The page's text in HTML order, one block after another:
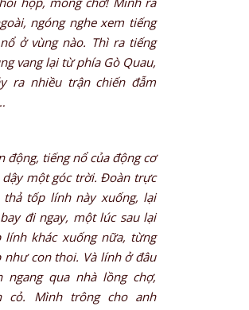
ngóng nghe xem tiếng
ở vùng nào. Thì ra tiếng
vang lại từ phía Gò Quau,
ra nhiều trận chiến đẫm
động, tiếng nổ của động cơ
dậy một góc trời. Ðoàn trực
tốp lính này xuống, lại
đi ngay, một lúc sau lại
khác xuống nữa, từng
như con thoi. Và lính ở đâu
ngang qua nhà lồng chợ,
cỏ. Mình trông cho anh